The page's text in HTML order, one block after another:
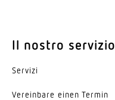
Il nostro servizio
Servizi
Vereinbare einen Termin